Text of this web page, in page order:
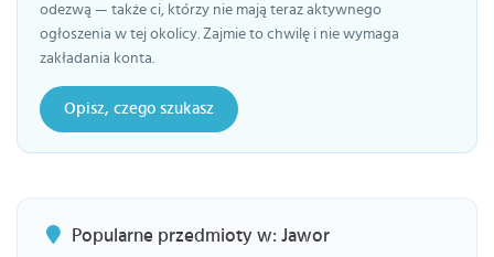
odezwą — także ci, którzy nie mają teraz aktywnego
ogłoszenia w tej okolicy. Zajmie to chwilę i nie wymaga
zakładania konta.
Opisz, czego szukasz
Popularne przedmioty w: Jawor